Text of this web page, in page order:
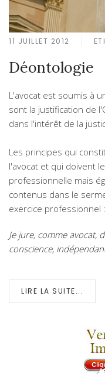
11 JUILLET 2012
Déontologie
L'avocat est soumis à
sont la justification de
dans l'intérêt de la
Les principes qui
l'avocat et qui doivent
professionnelle mais
contenus dans le
exercice professionnel :
Je jure, comme avocat,
conscience,
LIRE LA SUITE...